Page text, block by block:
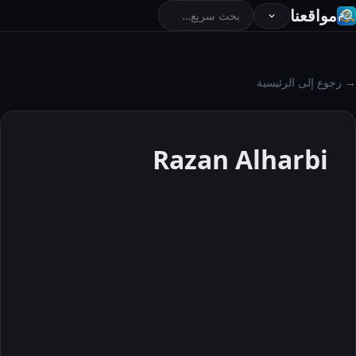
مواقعنا
→ رجوع إلى الرئيسية
Razan Alharbi